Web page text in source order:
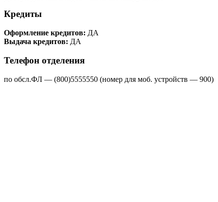
Кредиты
Оформление кредитов: ДА
Выдача кредитов: ДА
Телефон отделения
по обсл.ФЛ — (800)5555550 (номер для моб. устройств — 900)